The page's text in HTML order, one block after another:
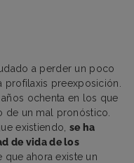
a perder un poco
preexposición.
ochenta en los que
de un mal pronóstico.
existiendo, se ha
de vida de los
que ahora existe un